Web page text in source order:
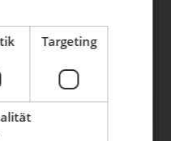
km bis 120 km*
Stunden
- gönn
es verdient!
Wartung
Termin.
Targeting